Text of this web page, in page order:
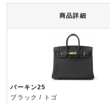
商品詳細
バーキン25
ブラック / トゴ